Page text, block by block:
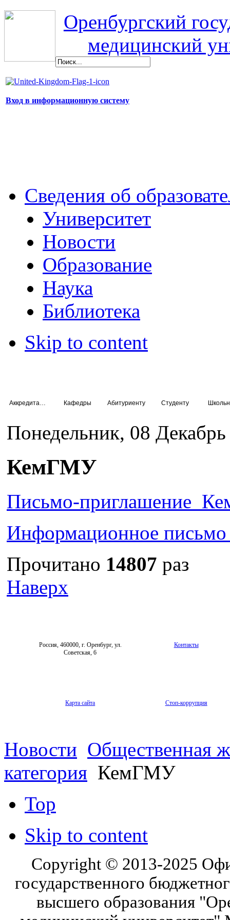
Оренбургский
медицинский
Вход в информационную систему
Сведения об
Университет
Новости
Образование
Наука
Библиотека
Skip to content
Кафедры Абитуриенту Студенту
Понедельник, 08
КемГМУ
Письмо-
Информационное
Прочитано 14807 раз
Наверх
Россия, 460000, г. Оренбург, ул.
Советская, 6
Контакты
Карта сайта Стоп-коррупция
Новости Общественная
категория КемГМУ
Top
Skip to content
Copyright © 2013-2025
государственного
высшего образования